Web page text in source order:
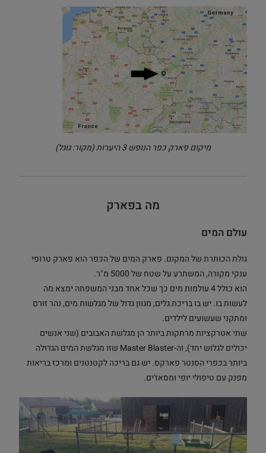
מיקום פארק כפר הנופש 3 היערות (מקור: גוגל)
מה בפארק
עולם המים
גולת הכותרת של המקום. פארק המים של הכפר הוא פארק טרופי
ענקי מקורה, המשתרע על שטח של 5000 מ"ר.
הוא כולל 4 עולמות מים כך שכל אחד מבני המשפחה ימצא מה
לעשות בו. יש בו בריכת גלים, מגוון גדול של מגלשות מים, נהר זורם
ומתקני שעשועים לילדים.
שתי אטרקציות מרתקות ביותר הן מגלשת האבובים (שני אנשים
יכולים לגלוש יחד), וה-Master Blaster שזו מגלשת המים הגדולה
ביותר בכפרי הסנטר פארקס. יש גם בריכה לקטנטנים ומרכז בריאות
מפנק עם טיפולי יופי ומסאז'ים.